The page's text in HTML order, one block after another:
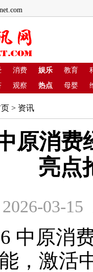
消费 娱乐 教育
观察 热点 母婴
> 资讯
原消费
亮点
03-15
原消费
，激活